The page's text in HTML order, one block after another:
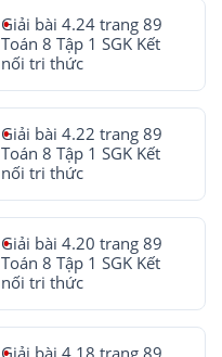
Giải bài 4.24 trang 89
Toán 8 Tập 1 SGK Kết
nối tri thức
Giải bài 4.22 trang 89
Toán 8 Tập 1 SGK Kết
nối tri thức
Giải bài 4.20 trang 89
Toán 8 Tập 1 SGK Kết
nối tri thức